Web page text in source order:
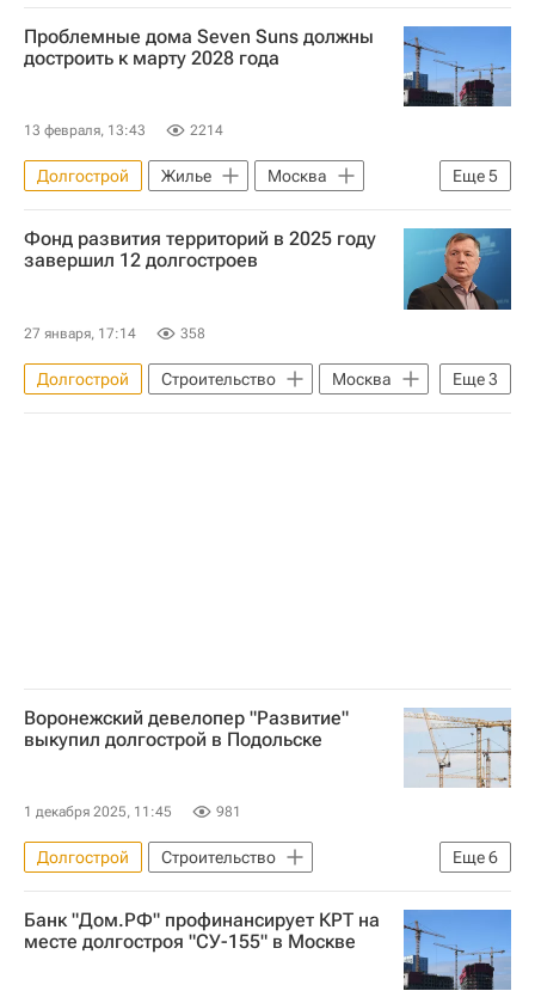
Россия
Пермский край
Проблемные дома Seven Suns должны
достроить к марту 2028 года
13 февраля, 13:43 2214
Еще5
Долгострой Жилье
Москва
Санкт-Петербург
Вологда
Мосгосстройнадзор
Capital Group
Фонд развития территорий в 2025 году
завершил 12 долгостроев
27 января, 17:14 358
Еще3
Долгострой Строительство
Москва
Россия
Хабаровский край
Воронежский девелопер "Развитие"
выкупил долгострой в Подольске
1 декабря 2025, 11:45 981
Еще6
Долгострой
Строительство
Подольск
Москва
Сергей Гончаров
Ренессанс
Банк "Дом.РФ" профинансирует КРТ на
месте долгостроя "СУ-155" в Москве